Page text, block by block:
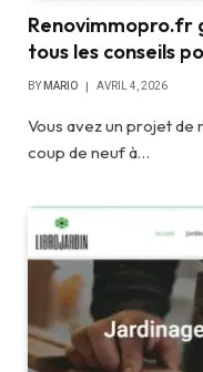
Renovimmopro.fr
tous les conseils
BY MARIO AVRIL 4, 2026
Vous avez un projet de
coup de neuf à…